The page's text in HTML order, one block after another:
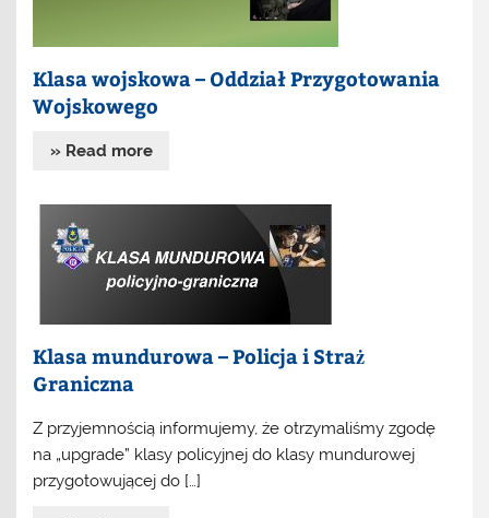
Klasa wojskowa – Oddział Przygotowania
Wojskowego
» Read more
Klasa mundurowa – Policja i Straż
Graniczna
Z przyjemnością informujemy, że otrzymaliśmy zgodę
na „upgrade” klasy policyjnej do klasy mundurowej
przygotowującej do […]